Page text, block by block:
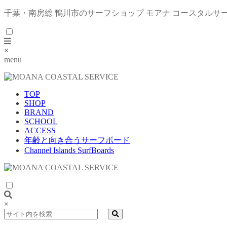
千葉・南房総 鴨川市のサーフショップ モアナ コースタルサ
×
menu
TOP
SHOP
BRAND
SCHOOL
ACCESS
年齢と向き合うサーフボード
Channel Islands SurfBoards
×